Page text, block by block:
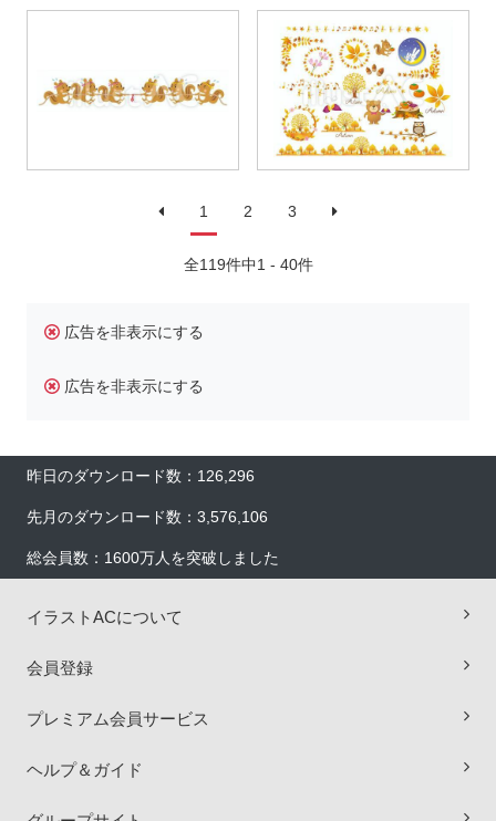
1 2 3
全119件中1 - 40件
広告を非表示にする
広告を非表示にする
昨日のダウンロード数：126,296
先月のダウンロード数：3,576,106
総会員数：1600万人を突破しました
イラストACについて
会員登録
プレミアム会員サービス
ヘルプ＆ガイド